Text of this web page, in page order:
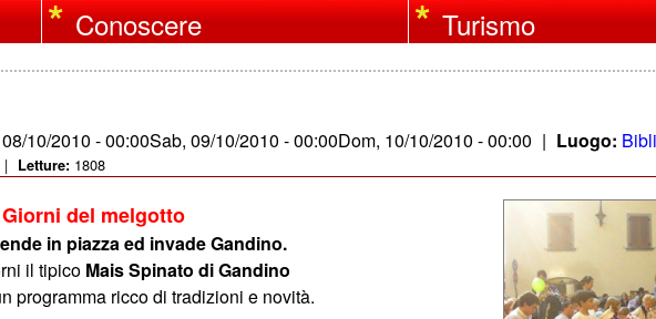
Conoscere Turismo
10/2010 - 00:00Sab, 09/10/2010 - 00:00Dom, 10/10/2010 - 00:00 | Luogo:
| Letture: 1808
del melgotto
in piazza ed invade Gandino.
il tipico Mais Spinato di Gandino
programma ricco di tradizioni e novità.